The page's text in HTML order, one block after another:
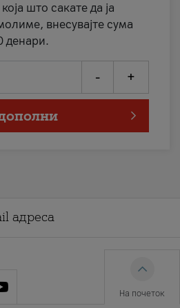
што сакате да ја
внесувајте сума
денари.
- +
На почеток